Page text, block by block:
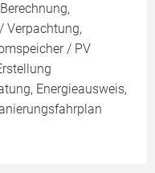
Verpachtung,
/ PV
Energieausweis,